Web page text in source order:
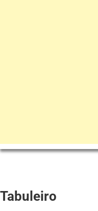
Tabuleiro